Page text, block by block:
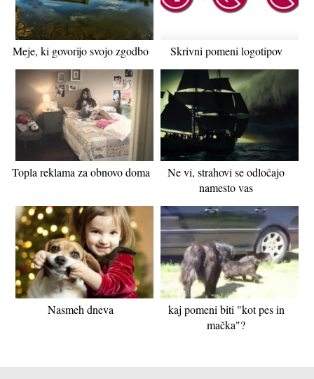
Meje, ki govorijo svojo zgodbo Skrivni pomeni logotipov
Topla reklama za obnovo doma
Ne vi, strahovi se odločajo
namesto vas
Nasmeh dneva
kaj pomeni biti "kot pes in
mačka"?